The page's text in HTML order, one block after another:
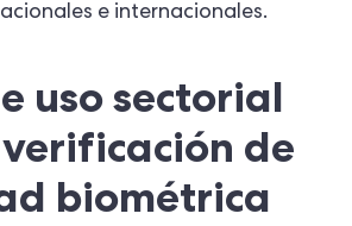
e internacionales.
uso sectorial
de
biométrica